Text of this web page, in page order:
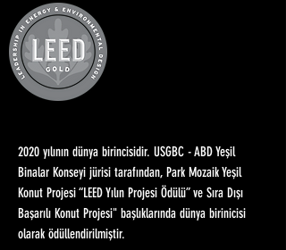
2020 yılının dünya birincisidir. USGBC - ABD Yeşil
Binalar Konseyi jürisi tarafından, Park Mozaik Yeşil
Konut Projesi “LEED Yılın Projesi Ödülü” ve Sıra Dışı
Başarılı Konut Projesi" başlıklarında dünya birinicisi
olarak ödüllendirilmiştir.